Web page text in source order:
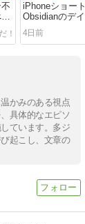
iPhoneショー
Obsidianのデ
にすぐ追記で
た
4日前
かみのある視点
具体的なエピソ
ています。多ジ
起こし、文章の